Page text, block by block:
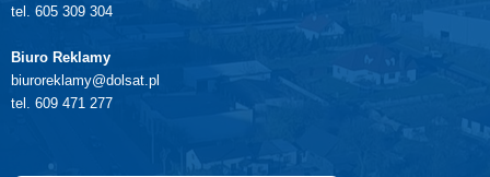
tel. 605 309 304
Biuro Reklamy
biuroreklamy@dolsat.pl
tel. 609 471 277